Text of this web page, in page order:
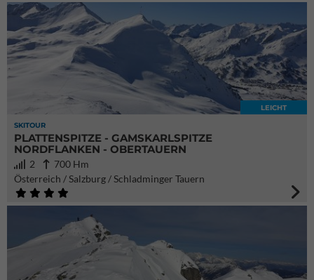
SKITOUR
LEICHT
PLATTENSPITZE - GAMSKARLSPITZE
NORDFLANKEN - OBERTAUERN
2
700 Hm
Österreich / Salzburg / Schladminger Tauern